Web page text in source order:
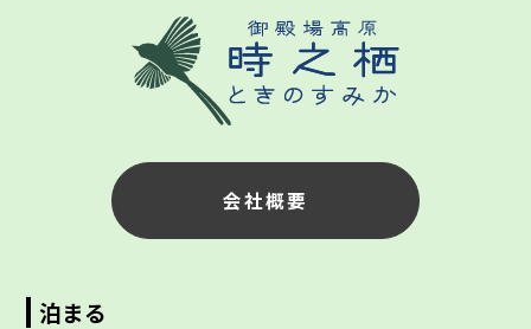
会社概要
泊まる